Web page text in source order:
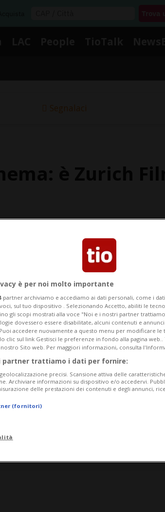
Segnalaci
è per noi molto importante
partner archiviamo e accediamo ai dati personali, come i
sul tuo dispositivo . Selezionando Accetto, abiliti le
gli scopi mostrati alla voce "Noi e i nostri partner
dovessero essere disabilitate, alcuni contenuti e
accedere nuovamente a questo menu per modificare
clic sul link Gestisci le preferenze in fondo alla pagina
Sito web. Per maggiori informazioni, consulta
partner trattiamo i dati per fornire:
precisi. Scansione attiva delle
Archiviare informazioni su dispositivo e/o accedervi.
delle prestazioni dei contenuti e degli annunci,
(fornitori)